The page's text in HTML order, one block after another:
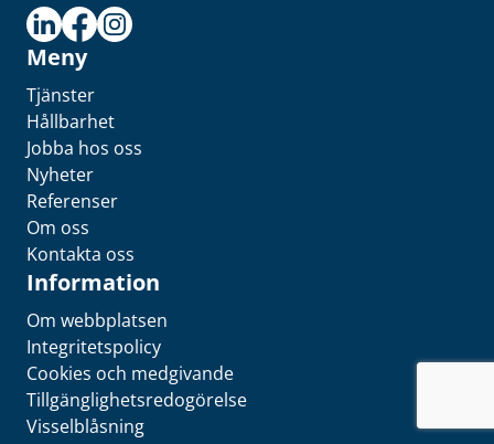
Meny
Tjänster
Hållbarhet
Jobba hos oss
Nyheter
Referenser
Om oss
Kontakta oss
Information
Om webbplatsen
Integritetspolicy
Cookies och medgivande
Tillgänglighetsredogörelse
Visselblåsning